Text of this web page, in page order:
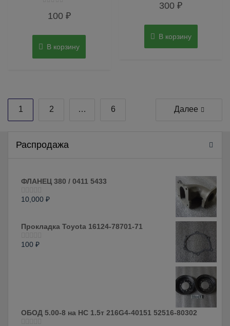
100 ₽
В корзину
300₽
В корзину
Пагинация
записей
1 2 … 6 Далее
Распродажа
ФЛАНЕЦ 380 / 0411 5433
Оценка
5
10,000 ₽
Прокладка Toyota 16124-78701-71
Оценка
100 ₽
ОБОД 5.00-8 на HC 1.5т 216G4-40151 52516-80302